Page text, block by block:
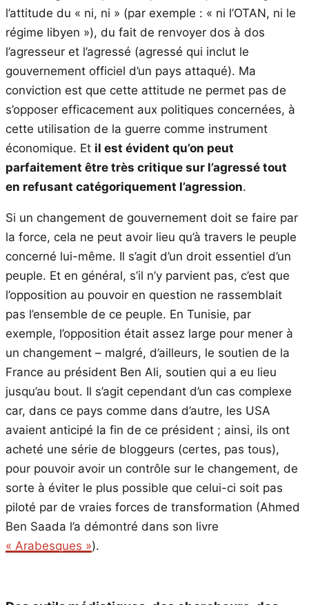
l’attitude du « ni, ni » (par exemple : « ni l’OTAN, ni le
régime libyen »), du fait de renvoyer dos à dos
l’agresseur et l’agressé (agressé qui inclut le
gouvernement officiel d’un pays attaqué). Ma
conviction est que cette attitude ne permet pas de
s’opposer efficacement aux politiques concernées, à
cette utilisation de la guerre comme instrument
économique. Et il est évident qu’on peut
parfaitement être très critique sur l’agressé tout
en refusant catégoriquement l’agression.
Si un changement de gouvernement doit se faire par
la force, cela ne peut avoir lieu qu’à travers le peuple
concerné lui-même. Il s’agit d’un droit essentiel d’un
peuple. Et en général, s’il n’y parvient pas, c’est que
l’opposition au pouvoir en question ne rassemblait
pas l’ensemble de ce peuple. En Tunisie, par
exemple, l’opposition était assez large pour mener à
un changement – malgré, d’ailleurs, le soutien de la
France au président Ben Ali, soutien qui a eu lieu
jusqu’au bout. Il s’agit cependant d’un cas complexe
car, dans ce pays comme dans d’autre, les USA
avaient anticipé la fin de ce président ; ainsi, ils ont
acheté une série de bloggeurs (certes, pas tous),
pour pouvoir avoir un contrôle sur le changement, de
sorte à éviter le plus possible que celui-ci soit pas
piloté par de vraies forces de transformation (Ahmed
Ben Saada l’a démontré dans son livre
« Arabesques »).